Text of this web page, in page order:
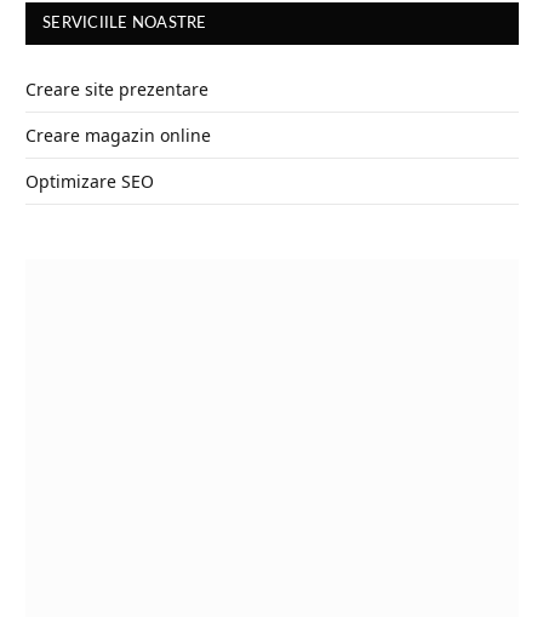
SERVICIILE NOASTRE
Creare site prezentare
Creare magazin online
Optimizare SEO